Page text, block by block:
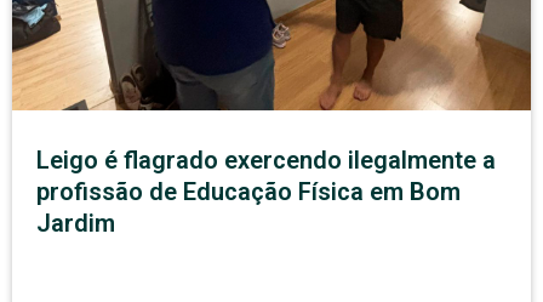
Leigo é flagrado exercendo ilegalmente a
profissão de Educação Física em Bom
Jardim